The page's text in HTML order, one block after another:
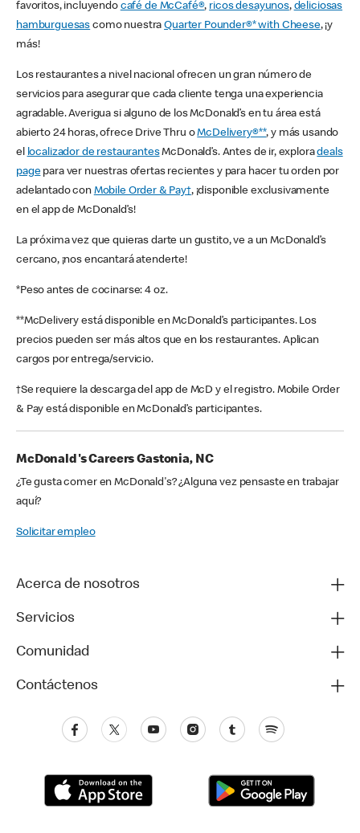
favoritos, incluyendo café de McCafé®, ricos desayunos, deliciosas
hamburguesas como nuestraQuarter Pounder®* with Cheese, ¡y
más!
Los restaurantes a nivel nacional ofrecen un gran número de
servicios para asegurar que cada cliente tenga una experiencia
agradable. Averigua si alguno de los McDonald’s en tu área está
abierto 24 horas, ofrece Drive Thru oMcDelivery®**, y más usando
el localizador de restaurantesMcDonald’s. Antes de ir, exploradeals
pagepara ver nuestras ofertas recientes y para hacer tu orden por
adelantado con Mobile Order & Pay†, ¡disponible exclusivamente
en el app de McDonald’s!
La próxima vez que quieras darte un gustito, ve a un McDonald’s
cercano, ¡nos encantará atenderte!
*Peso antes de cocinarse: 4 oz.
**McDelivery está disponible en McDonald’s participantes. Los
precios pueden ser más altos que en los restaurantes. Aplican
cargos por entrega/servicio.
†Se requiere la descarga del app de McD y el registro. Mobile Order
& Pay está disponible en McDonald’s participantes.
McDonald's Careers Gastonia, NC
¿Te gusta comer en McDonald's? ¿Alguna vez pensaste en trabajar
aquí?
Solicitar empleo
Acerca de nosotros
Servicios
Comunidad
Contáctenos